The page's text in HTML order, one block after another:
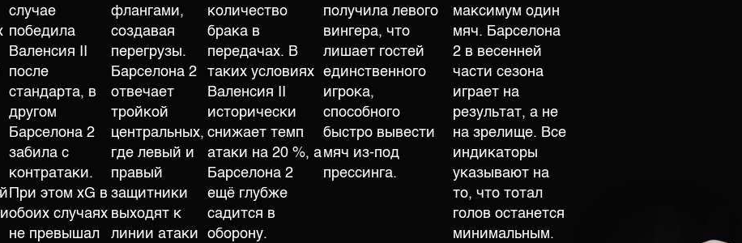
случае
победила
Валенсия II
после
стандарта, в
другом
Барселона 2
забила с
контратаки.
При этом xG в
обоих случаях
не превышал
флангами,
создавая
перегрузы.
Барселона 2
отвечает
тройкой
центральных,
где левый и
правый
защитники
выходят к
линии атаки
количество
брака в
передачах. В
таких условиях
Валенсия II
исторически
снижает темп
атаки на 20 %, а
Барселона 2
ещё глубже
садится в
оборону.
получила левого
вингера, что
лишает гостей
единственного
игрока,
способного
быстро вывести
мяч из-под
прессинга.
максимум один
мяч. Барселона
2 в весенней
части сезона
играет на
результат, а не
на зрелище. Все
индикаторы
указывают на
то, что тотал
голов останется
минимальным.